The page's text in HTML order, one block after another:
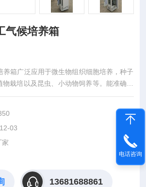
气候培养箱
养箱广泛应用于微生物组织细胞培养，种子
栽培以及昆虫、小动物饲养等。能准确模
。
03
家
13681688861
电话咨询